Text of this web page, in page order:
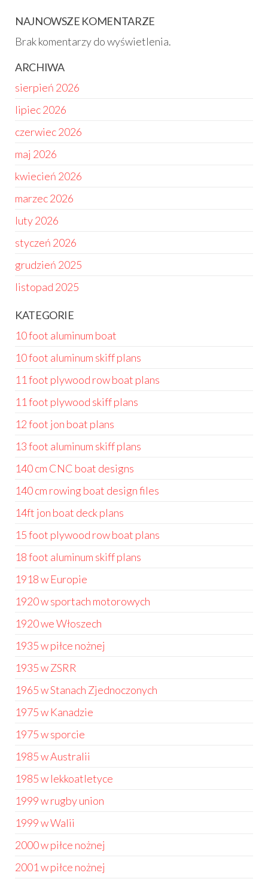
NAJNOWSZE KOMENTARZE
Brak komentarzy do wyświetlenia.
ARCHIWA
sierpień 2026
lipiec 2026
czerwiec 2026
maj 2026
kwiecień 2026
marzec 2026
luty 2026
styczeń 2026
grudzień 2025
listopad 2025
KATEGORIE
10 foot aluminum boat
10 foot aluminum skiff plans
11 foot plywood row boat plans
11 foot plywood skiff plans
12 foot jon boat plans
13 foot aluminum skiff plans
140 cm CNC boat designs
140 cm rowing boat design files
14ft jon boat deck plans
15 foot plywood row boat plans
18 foot aluminum skiff plans
1918 w Europie
1920 w sportach motorowych
1920 we Włoszech
1935 w piłce nożnej
1935 w ZSRR
1965 w Stanach Zjednoczonych
1975 w Kanadzie
1975 w sporcie
1985 w Australii
1985 w lekkoatletyce
1999 w rugby union
1999 w Walii
2000 w piłce nożnej
2001 w piłce nożnej